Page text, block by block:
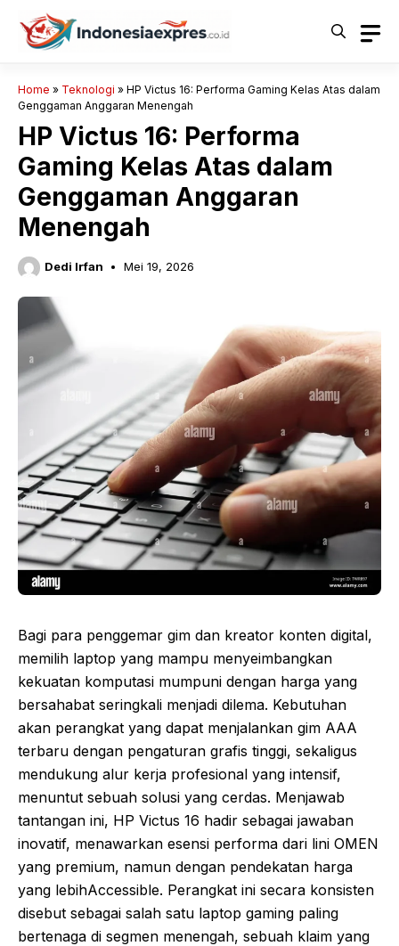
Langsung
Home » Teknologi » HP Victus 16: Performa Gaming Kelas Atas dalam
Genggaman Anggaran Menengah
HP Victus 16: Performa
Gaming Kelas Atas dalam
Genggaman Anggaran
Menengah
Dedi Irfan Mei 19, 2026
Bagi para penggemar gim dan kreator konten digital,
memilih laptop yang mampu menyeimbangkan
kekuatan komputasi mumpuni dengan harga yang
bersahabat seringkali menjadi dilema. Kebutuhan
akan perangkat yang dapat menjalankan gim AAA
terbaru dengan pengaturan grafis tinggi, sekaligus
mendukung alur kerja profesional yang intensif,
menuntut sebuah solusi yang cerdas. Menjawab
tantangan ini, HP Victus 16 hadir sebagai jawaban
inovatif, menawarkan esensi performa dari lini OMEN
yang premium, namun dengan pendekatan harga
yang lebihAccessible. Perangkat ini secara konsisten
disebut sebagai salah satu laptop gaming paling
bertenaga di segmen menengah, sebuah klaim yang